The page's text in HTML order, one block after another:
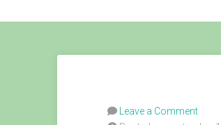
Leave a Comment